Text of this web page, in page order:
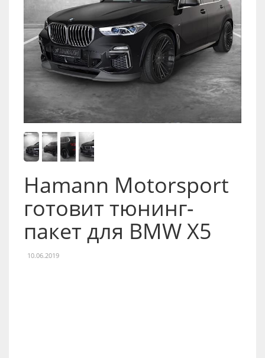
Hamann Motorsport
готовит тюнинг-
пакет для BMW X5
10.06.2019